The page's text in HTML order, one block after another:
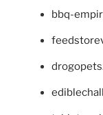
bbq-